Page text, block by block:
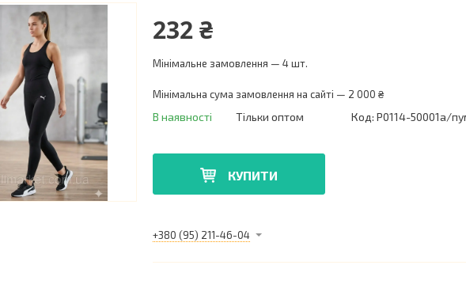
232 ₴
Мінімальне замовлення — 4 шт.
Мінімальна сума замовлення на сайті — 2 000 ₴
В наявності Тільки оптом Код: P0114-50001a/
КУПИТИ
+380 (95) 211-46-04